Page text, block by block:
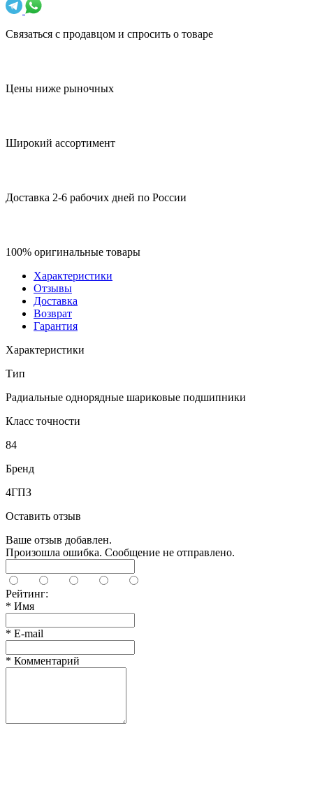
Связаться с продавцом и спросить о товаре
Цены ниже рыночных
Широкий ассортимент
Доставка 2-6 рабочих дней по России
100% оригинальные товары
Характеристики
Отзывы
Доставка
Возврат
Гарантия
Характеристики
Тип
Радиальные однорядные шариковые подшипники
Класс точности
84
Бренд
4ГПЗ
Оставить отзыв
Ваше отзыв добавлен.
Произошла ошибка. Сообщение не отправлено.
Рейтинг:
* Имя
* E-mail
* Комментарий